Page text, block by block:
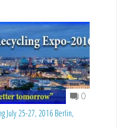
0
July 25-27, 2016 Berlin,